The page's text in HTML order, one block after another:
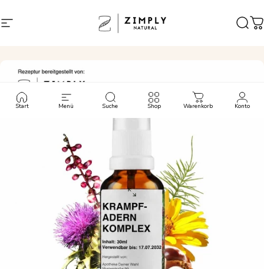
Seitennavigation
Zimply Natural
Start Menü Suche Shop Warenkorb Konto